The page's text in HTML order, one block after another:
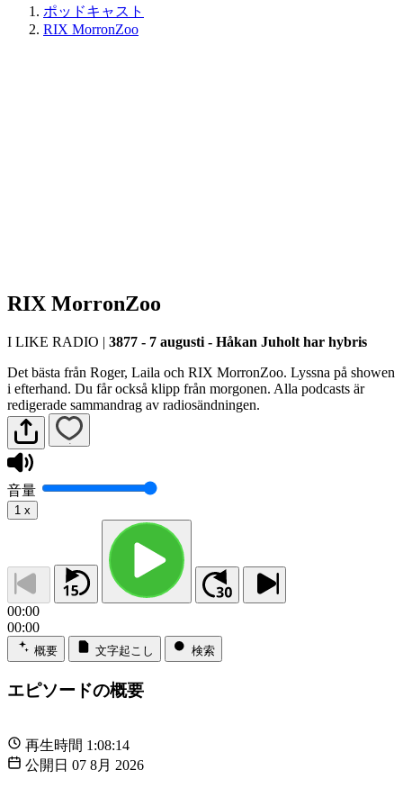
ポッドキャスト
RIX MorronZoo
RIX MorronZoo
I LIKE RADIO | 3877 - 7 augusti - Håkan Juholt har hybris
Det bästa från Roger, Laila och RIX MorronZoo. Lyssna på showen
i efterhand. Du får också klipp från morgonen. Alla podcasts är
redigerade sammandrag av radiosändningen.
音量
1 x
00:00
00:00
概要 文字起こし 検索
エピソードの概要
再生時間 1:08:14
公開日 07 8月 2026